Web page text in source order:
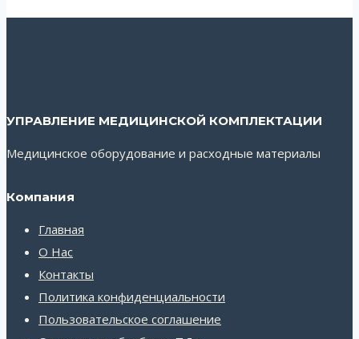
УПРАВЛЕНИЕ МЕДИЦИНСКОЙ КОМПЛЕКТАЦИИ
Медицинское оборудование и расходные материалы
Компания
Главная
О Нас
Контакты
Политика конфиденциальности
Пользовательское соглашение